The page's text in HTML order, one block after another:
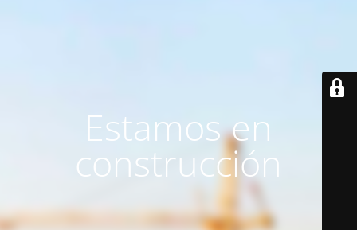
Estamos en
construcción